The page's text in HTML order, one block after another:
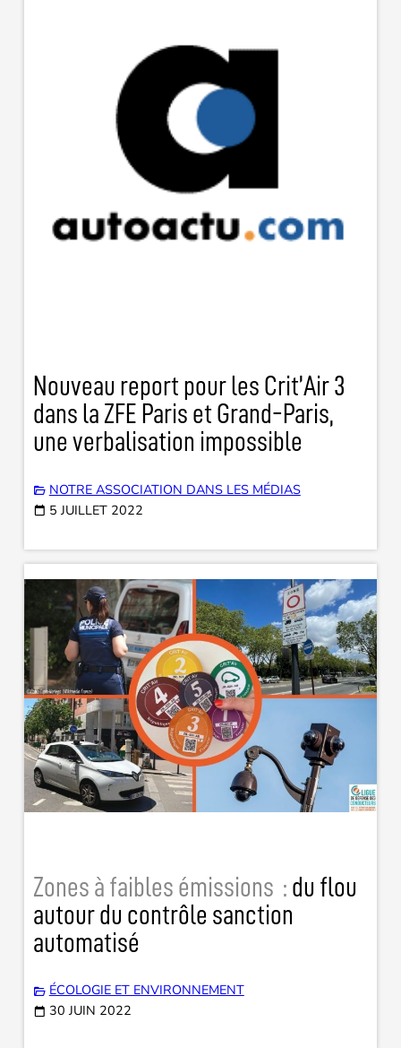
Nouveau report pour les Crit’Air 3
dans la ZFE Paris et Grand-Paris,
une verbalisation impossible
NOTRE ASSOCIATION DANS LES MÉDIAS
5 JUILLET 2022
Zones à faibles émissions : du flou
autour du contrôle sanction
automatisé
ÉCOLOGIE ET ENVIRONNEMENT
30 JUIN 2022